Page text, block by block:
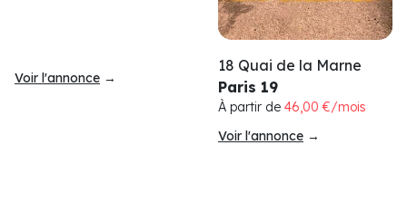
Voir l'annonce →
18 Quai de la Marne
Paris 19
À partir de 46,00 €/mois
Voir l'annonce →